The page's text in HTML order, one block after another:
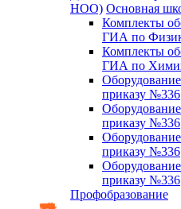
НОО) Основная
Комплекты
ГИА по
Комплекты
ГИА по
приказу №336
приказу №336
приказу №336
приказу №336
Профобразование